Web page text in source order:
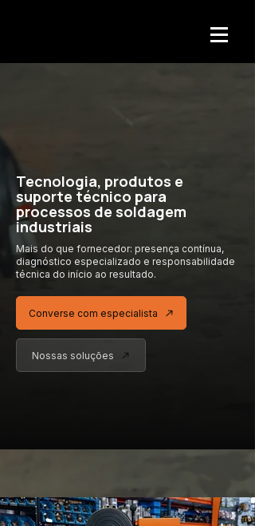
Tecnologia, produtos e
suporte técnico para
processos de soldagem
industriais
Mais do que fornecedor: presença contínua,
diagnóstico especializado e responsabilidade
técnica do início ao resultado.
Converse com especialista
Nossas soluções